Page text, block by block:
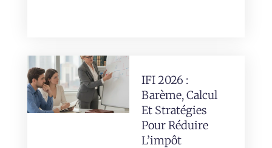
IFI 2026 :
Barème, Calcul
Et Stratégies
Pour Réduire
L’impôt